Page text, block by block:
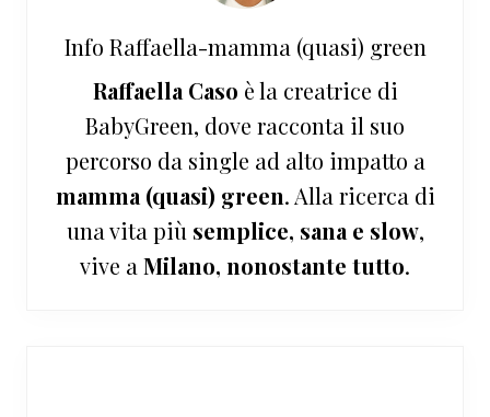
Info Raffaella-mamma (quasi) green
Raffaella Caso è la creatrice di
BabyGreen, dove racconta il suo
percorso da single ad alto impatto a
mamma (quasi) green. Alla ricerca di
una vita più semplice, sana e slow,
vive a Milano, nonostante tutto.